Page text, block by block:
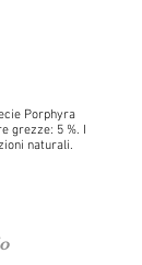
Porphyra
grezze: 5 %. I
naturali.